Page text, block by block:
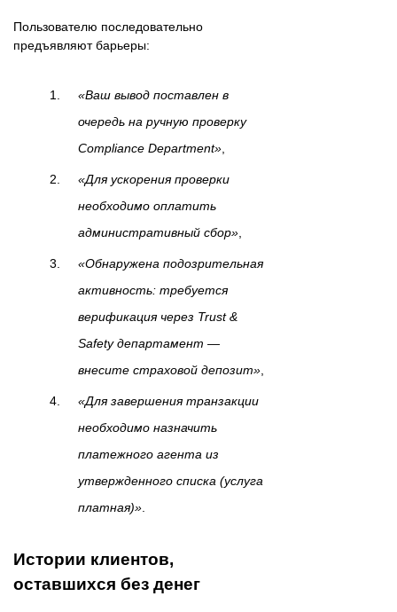
Пользователю последовательно
предъявляют барьеры:
«Ваш вывод поставлен в
очередь на ручную проверку
Compliance Department»,
«Для ускорения проверки
необходимо оплатить
административный сбор»,
«Обнаружена подозрительная
активность: требуется
верификация через Trust &
Safety департамент —
внесите страховой депозит»,
«Для завершения транзакции
необходимо назначить
платежного агента из
утвержденного списка (услуга
платная)».
Истории клиентов,
оставшихся без денег